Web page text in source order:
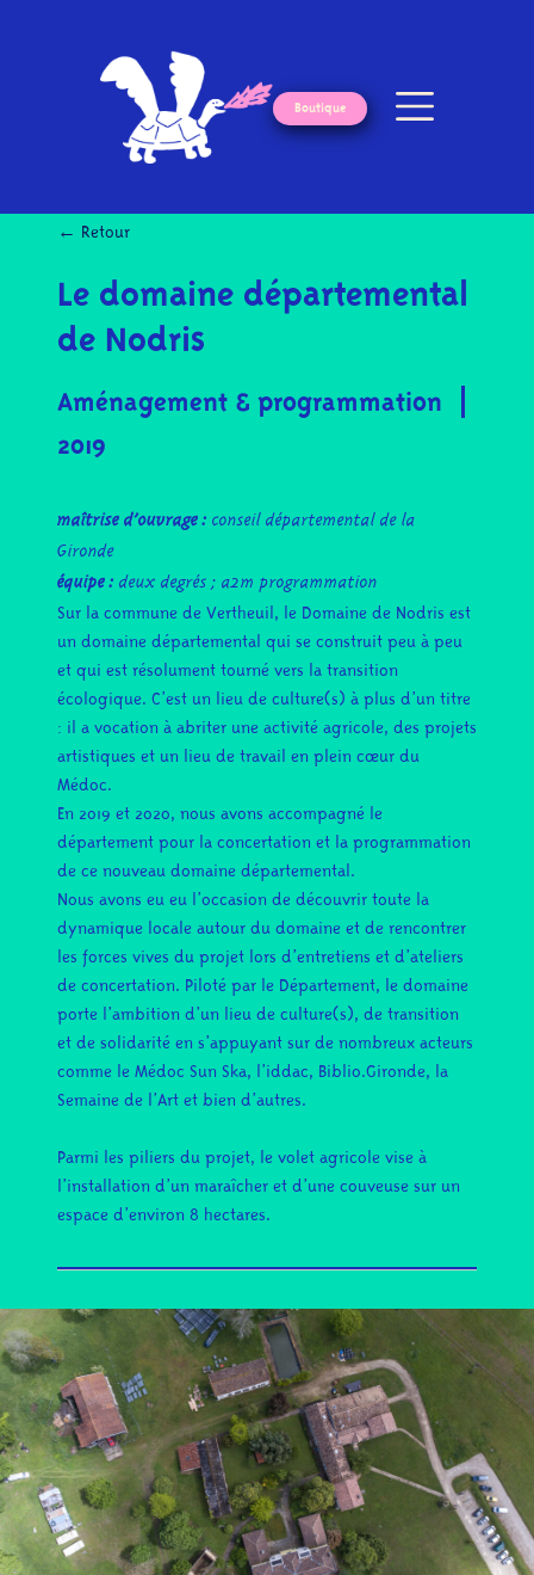
Boutique
← Retour
Le domaine départemental
de Nodris
Aménagement & programmation
2019
maîtrise d’ouvrage : conseil départemental de la
Gironde
équipe : deux degrés ; a2m programmation
Sur la commune de Vertheuil, le Domaine de Nodris est
un domaine départemental qui se construit peu à peu
et qui est résolument tourné vers la transition
écologique. C’est un lieu de culture(s) à plus d’un titre
: il a vocation à abriter une activité agricole, des projets
artistiques et un lieu de travail en plein cœur du
Médoc.
En 2019 et 2020, nous avons accompagné le
département pour la concertation et la programmation
de ce nouveau domaine départemental.
Nous avons eu eu l’occasion de découvrir toute la
dynamique locale autour du domaine et de rencontrer
les forces vives du projet lors d’entretiens et d’ateliers
de concertation. Piloté par le Département, le domaine
porte l’ambition d’un lieu de culture(s), de transition
et de solidarité en s’appuyant sur de nombreux acteurs
comme le Médoc Sun Ska, l’iddac, Biblio.Gironde, la
Semaine de l’Art et bien d’autres.
Parmi les piliers du projet, le volet agricole vise à
l’installation d’un maraîcher et d’une couveuse sur un
espace d’environ 8 hectares.